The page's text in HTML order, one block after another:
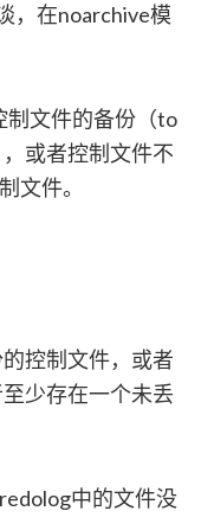
，在noarchive模
制文件的备份（to
或者控制文件不
文件。
控制文件，或者
少存在一个未丢
中的文件没